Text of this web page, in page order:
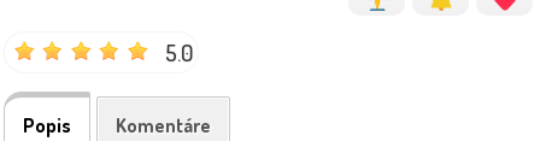
5.0
Popis Komentáre